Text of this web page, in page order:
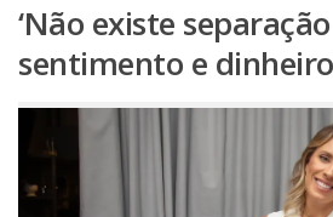
‘Não existe
sentimento e